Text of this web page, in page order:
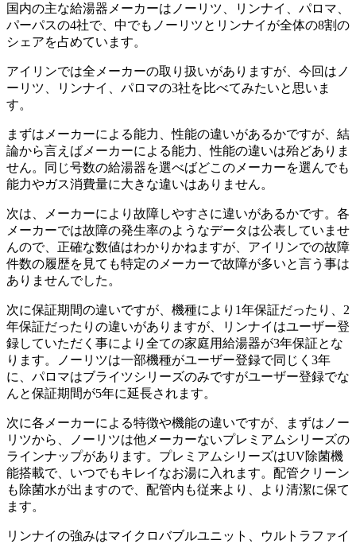
国内の主な給湯器メーカーはノーリツ、リンナイ、パロマ、
パーパスの4社で、中でもノーリツとリンナイが全体の8割の
シェアを占めています。
アイリンでは全メーカーの取り扱いがありますが、今回はノ
ーリツ、リンナイ、パロマの3社を比べてみたいと思いま
す。
まずはメーカーによる能力、性能の違いがあるかですが、結
論から言えばメーカーによる能力、性能の違いは殆どありま
せん。同じ号数の給湯器を選べばどこのメーカーを選んでも
能力やガス消費量に大きな違いはありません。
次は、メーカーにより故障しやすさに違いがあるかです。各
メーカーでは故障の発生率のようなデータは公表していませ
んので、正確な数値はわかりかねますが、アイリンでの故障
件数の履歴を見ても特定のメーカーで故障が多いと言う事は
ありませんでした。
次に保証期間の違いですが、機種により1年保証だったり、2
年保証だったりの違いがありますが、リンナイはユーザー登
録していただく事により全ての家庭用給湯器が3年保証とな
ります。ノーリツは一部機種がユーザー登録で同じく3年
に、パロマはブライツシリーズのみですがユーザー登録でな
んと保証期間が5年に延長されます。
次に各メーカーによる特徴や機能の違いですが、まずはノー
リツから、ノーリツは他メーカーないプレミアムシリーズの
ラインナップがあります。プレミアムシリーズはUV除菌機
能搭載で、いつでもキレイなお湯に入れます。配管クリーン
も除菌水が出ますので、配管内も従来より、より清潔に保て
ます。
リンナイの強みはマイクロバブルユニット、ウルトラファイ